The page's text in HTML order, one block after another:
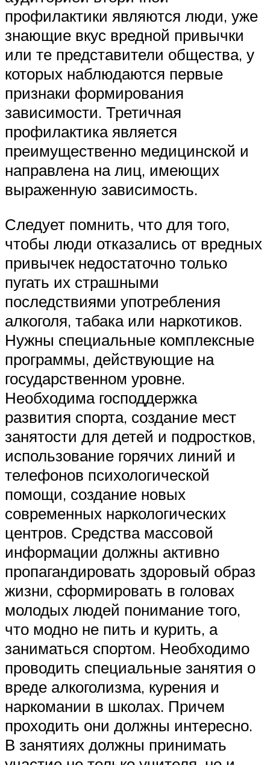
профилактики являются люди, уже
знающие вкус вредной привычки
или те представители общества, у
которых наблюдаются первые
признаки формирования
зависимости. Третичная
профилактика является
преимущественно медицинской и
направлена на лиц, имеющих
выраженную зависимость.
Следует помнить, что для того,
чтобы люди отказались от вредных
привычек недостаточно только
пугать их страшными
последствиями употребления
алкоголя, табака или наркотиков.
Нужны специальные комплексные
программы, действующие на
государственном уровне.
Необходима господдержка
развития спорта, создание мест
занятости для детей и подростков,
использование горячих линий и
телефонов психологической
помощи, создание новых
современных наркологических
центров. Средства массовой
информации должны активно
пропагандировать здоровый образ
жизни, сформировать в головах
молодых людей понимание того,
что модно не пить и курить, а
заниматься спортом. Необходимо
проводить специальные занятия о
вреде алкоголизма, курения и
наркомании в школах. Причем
проходить они должны интересно.
В занятиях должны принимать